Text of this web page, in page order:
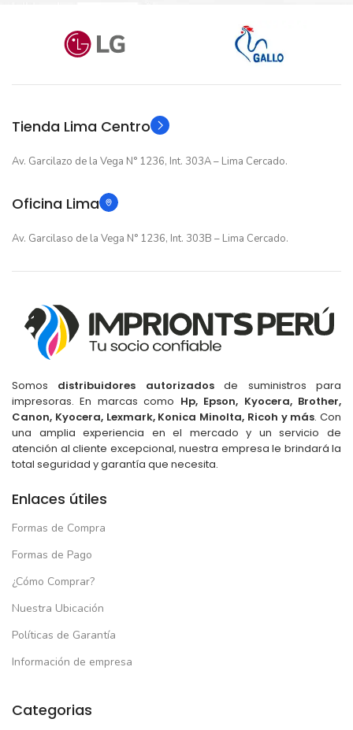
GARANTIA 12 meses GARANTIA 12 meses
Tienda Lima Centro
Av. Garcilazo de la Vega N° 1236, Int. 303A – Lima Cercado.
Oficina Lima
Av. Garcilaso de la Vega N° 1236, Int. 303B – Lima Cercado.
Somos distribuidores autorizadosde suministros para
impresoras. En marcas como Hp, Epson, Kyocera, Brother,
Canon, Kyocera, Lexmark, Konica Minolta, Ricoh y más. Con
una amplia experiencia en el mercado y un servicio de
atención al cliente excepcional, nuestra empresa le brindará la
total seguridad y garantía que necesita.
Enlaces útiles
Formas de Compra
Formas de Pago
¿Cómo Comprar?
Nuestra Ubicación
Políticas de Garantía
Información de empresa
Categorias